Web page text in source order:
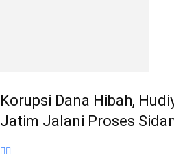
Korupsi Dana Hibah,
Jatim Jalani Proses